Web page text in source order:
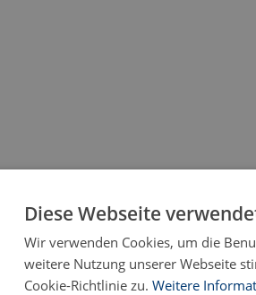
Diese Webseite
Wir verwenden Cookies, um die
weitere Nutzung unserer Webseite
Cookie-Richtlinie zu. Weitere